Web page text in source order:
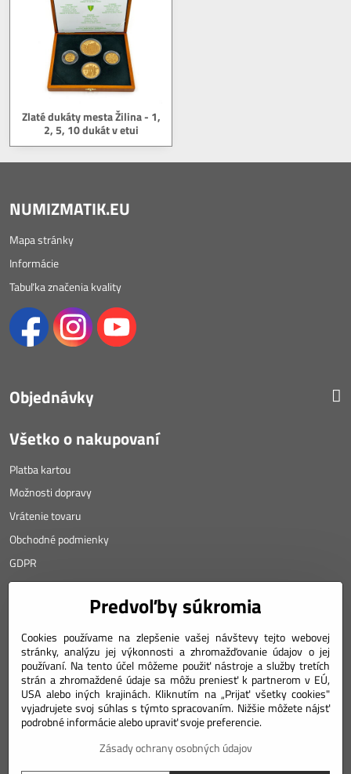
Zlaté dukáty mesta Žilina - 1,
2, 5, 10 dukát v etui
NUMIZMATIK.EU
Mapa stránky
Informácie
Tabuľka značenia kvality
Objednávky
Všetko o nakupovaní
Platba kartou
Možnosti dopravy
Vrátenie tovaru
Obchodné podmienky
GDPR
Angyalova 461/75
967 01 Kremnica
SLOVAKIA
Mobil: +421 911 633 688
e-mail: weiss(@)numizmatik.eu
Predvoľby súkromia
Cookies používame na zlepšenie vašej návštevy tejto webovej
stránky, analýzu jej výkonnosti a zhromažďovanie údajov o jej
používaní. Na tento účel môžeme použiť nástroje a služby tretích
strán a zhromaždené údaje sa môžu preniesť k partnerom v EÚ,
USA alebo iných krajinách. Kliknutím na „Prijať všetky cookies"
vyjadrujete svoj súhlas s týmto spracovaním. Nižšie môžete nájsť
podrobné informácie alebo upraviť svoje preferencie.
Zásady ochrany osobných údajov